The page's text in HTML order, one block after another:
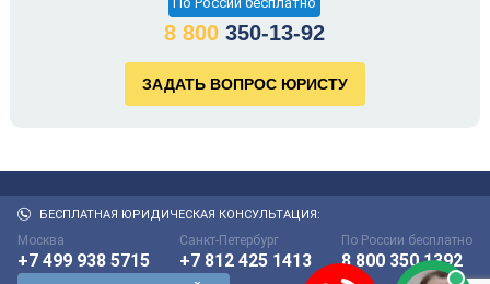
8 800 350-13-92
БЕСПЛАТНАЯ ЮРИДИЧЕСКАЯ КОНСУЛЬТАЦИЯ:
Москва
+7 499 938 5715
Санкт-Петербург
+7 812 425 1413
По России бесплатно
8 800 350 1392